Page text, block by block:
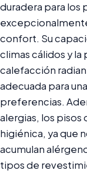
duradera para los
confort. Su
climas cálidos y
calefacción
adecuada para
preferencias.
alergias, los pisos
higiénica, ya que
acumulan
tipos de